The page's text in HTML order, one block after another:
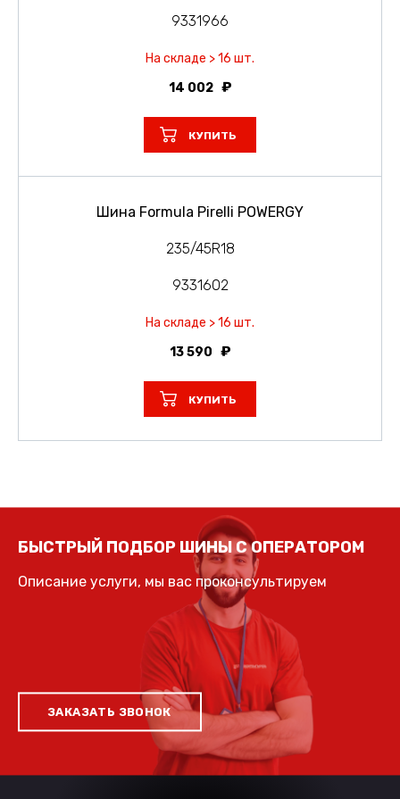
9331966
На складе > 16 шт.
14 002
КУПИТЬ
Шина Formula Pirelli POWERGY
235/45R18
9331602
На складе > 16 шт.
13 590
КУПИТЬ
БЫСТРЫЙ ПОДБОР ШИНЫ С ОПЕРАТОРОМ
Описание услуги, мы вас проконсультируем
ЗАКАЗАТЬ ЗВОНОК